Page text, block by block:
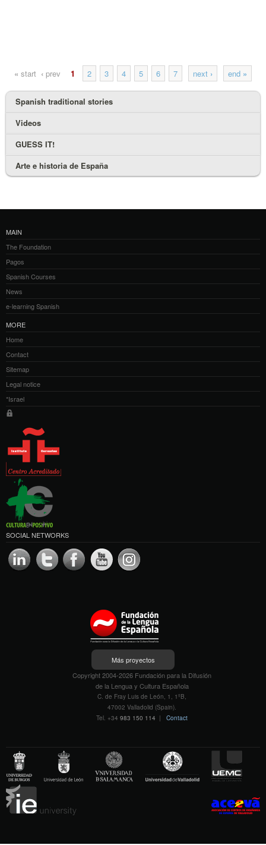
« start ‹ prev 1 2 3 4 5 6 7 next › end »
Spanish traditional stories
Videos
GUESS IT!
Arte e historia de España
MAIN
The Foundation
Pagos
Spanish Courses
News
e-learning Spanish
MORE
Home
Contact
Sitemap
Legal notice
*Israel
SOCIAL NETWORKS
Más proyectos
Copyright 2004-2026 Fundación para la Difusión
de la Lengua y Cultura Española
C. de Fray Luis de León, 1, 1ºB,
47002 Valladolid (Spain).
Tel. +34 983 150 114 | Contact